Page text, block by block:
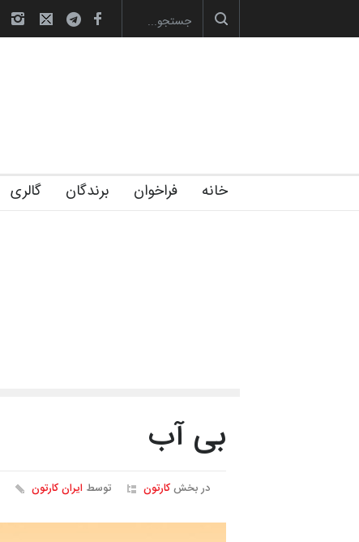
آغاز دوره‌های تخصصی فصل تابستان 1405 خانه کا…
خانه فراخوان برندگان گالری
بی آب
در بخشکارتون توسط ایران کارتون